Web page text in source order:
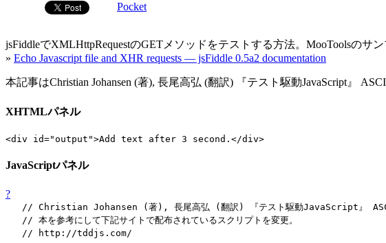
Pocket
jsFiddleでXMLHttpRequestのGETメソッドをテストする方法。MooToolsのサ
» Echo Javascript file and XHR requests — jsFiddle 0.5a2 documentation
本記事はChristian Johansen (著), 長尾高弘 (翻訳) 『テスト駆動JavaScript』
XHTMLパネル
<div id="output">Add text after 3 second.</div>
JavaScriptパネル
?
// Christian Johansen (著), 長尾高弘 (翻訳) 『テスト駆動JavaScript』
// 本を参考にして下記サイトで配布されているスクリプトを変更。
// http://tddjs.com/